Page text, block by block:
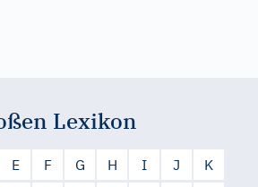
Lexikon
E F G H I J
K